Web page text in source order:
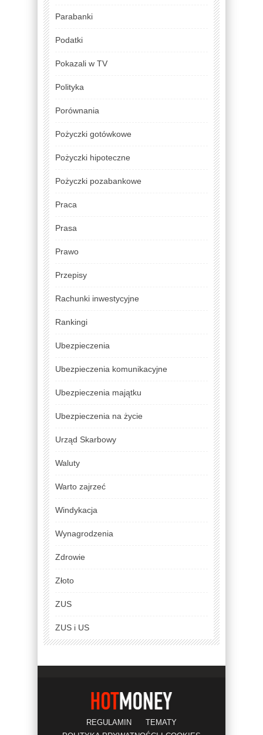
Parabanki
Podatki
Pokazali w TV
Polityka
Porównania
Pożyczki gotówkowe
Pożyczki hipoteczne
Pożyczki pozabankowe
Praca
Prasa
Prawo
Przepisy
Rachunki inwestycyjne
Rankingi
Ubezpieczenia
Ubezpieczenia komunikacyjne
Ubezpieczenia majątku
Ubezpieczenia na życie
Urząd Skarbowy
Waluty
Warto zajrzeć
Windykacja
Wynagrodzenia
Zdrowie
Złoto
ZUS
ZUS i US
REGULAMIN
TEMATY